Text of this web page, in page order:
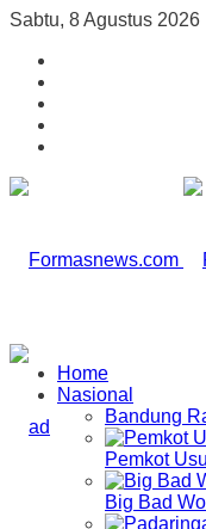
Sabtu, 8 Agustus 2026
Home
Nasional
Bandung
Pemkot
Big Bad